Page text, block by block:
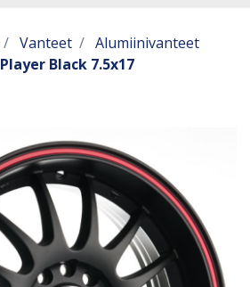
Vanteet
Alumiinivanteet
Player Black 7.5x17